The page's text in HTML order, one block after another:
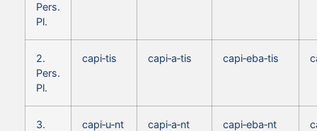
Pers.
Pl.
2.
Pers.
Pl.
capi‑tis capi‑a‑tis capi‑eba‑tis
3.
capi‑u‑nt capi‑a‑nt capi‑eba‑nt